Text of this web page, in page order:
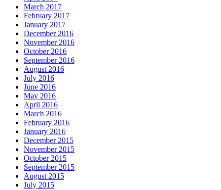
March 2017
February 2017
January 2017
December 2016
November 2016
October 2016
September 2016
August 2016
July 2016
June 2016
May 2016
April 2016
March 2016
February 2016
January 2016
December 2015
November 2015
October 2015
September 2015
August 2015
July 2015